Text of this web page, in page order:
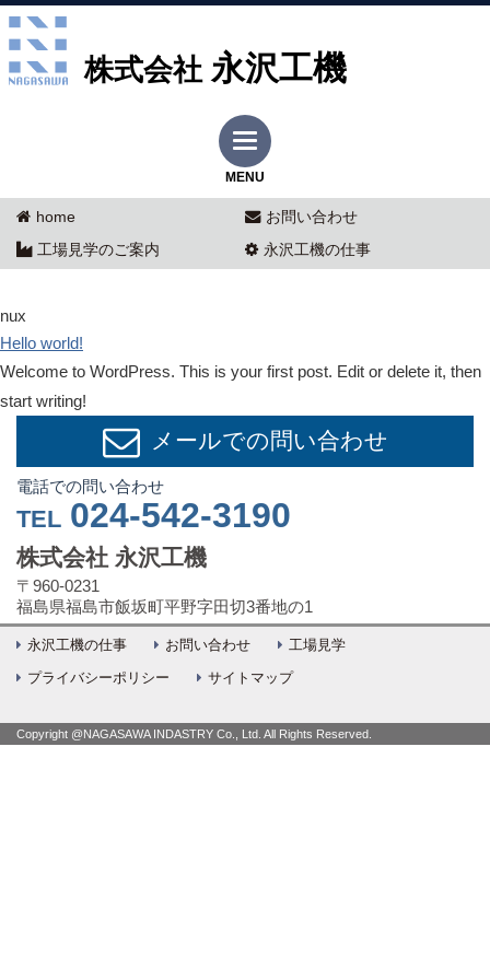
株式会社 永沢工機
MENU
home
お問い合わせ
工場見学のご案内
永沢工機の仕事
nux
Hello world!
Welcome to WordPress. This is your first post. Edit or delete it, then
start writing!
メールでの問い合わせ
電話での問い合わせ
TEL 024-542-3190
株式会社 永沢工機
〒960-0231
福島県福島市飯坂町平野字田切3番地の1
永沢工機の仕事 お問い合わせ 工場見学
プライバシーポリシー サイトマップ
Copyright @NAGASAWA INDASTRY Co., Ltd. All Rights Reserved.